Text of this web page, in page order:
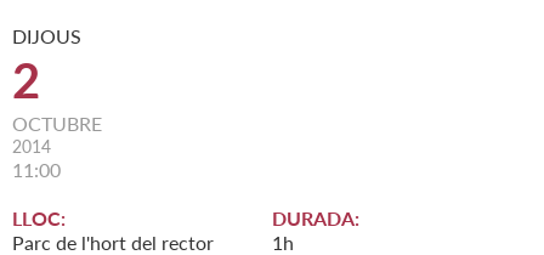
DIJOUS
2
OCTUBRE
2014
11:00
LLOC:
Parc de l'hort del rector
DURADA:
1h